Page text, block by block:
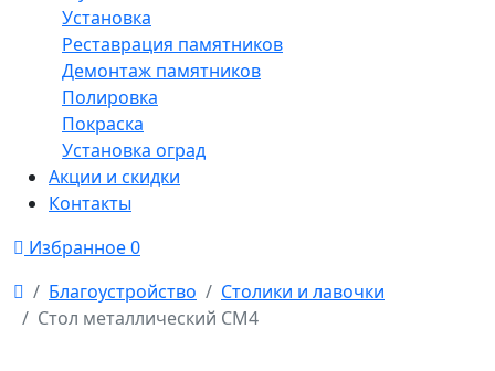
Установка
Реставрация памятников
Демонтаж памятников
Полировка
Покраска
Установка оград
Акции и скидки
Контакты
Избранное0
Благоустройство
Столики и лавочки
Стол металлический СМ4